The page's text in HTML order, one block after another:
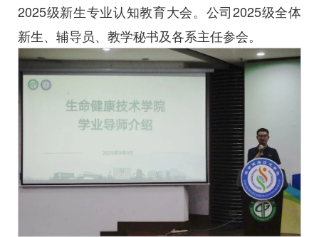
2025级新生专业认知教育大会。公司2025级全体
新生、辅导员、教学秘书及各系主任参会。